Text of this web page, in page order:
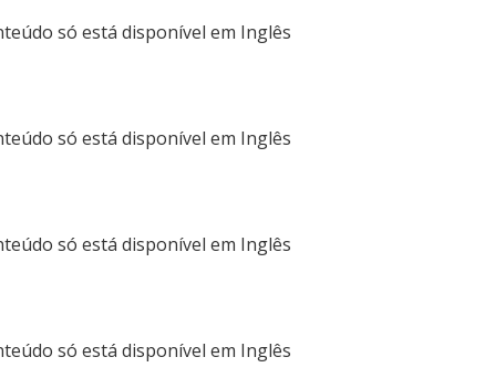
só está disponível em Inglês
só está disponível em Inglês
só está disponível em Inglês
só está disponível em Inglês